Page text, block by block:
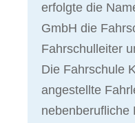
erfolgte die
GmbH die
Fahrschulleiter
Die Fahrschule
angestellte
nebenberufliche